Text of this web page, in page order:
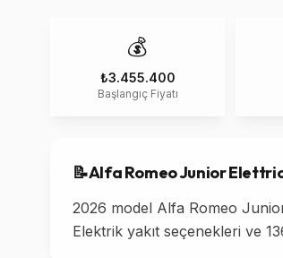
💰
₺3.455.400
Başlangıç Fiyatı
📝Alfa RomeoJunior
2026 model Alfa Romeo
Elektrik yakıt seçenekleri ve